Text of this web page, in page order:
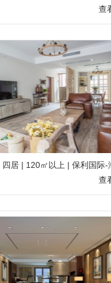
查
四居 | 120㎡以上 | 保利国际-
查